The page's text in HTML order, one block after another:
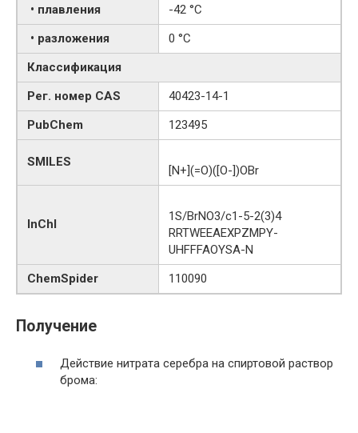
• плавления
-42 °C
• разложения
0 °C
Классификация
Рег. номер CAS
40423-14-1
PubChem
123495
SMILES
[N+](=O)([O-])OBr
InChI
1S/BrNO3/c1-5-2(3)4
RRTWEEAEXPZMPY-
UHFFFAOYSA-N
ChemSpider
110090
Получение
Действие нитрата серебра на спиртовой раствор
брома: